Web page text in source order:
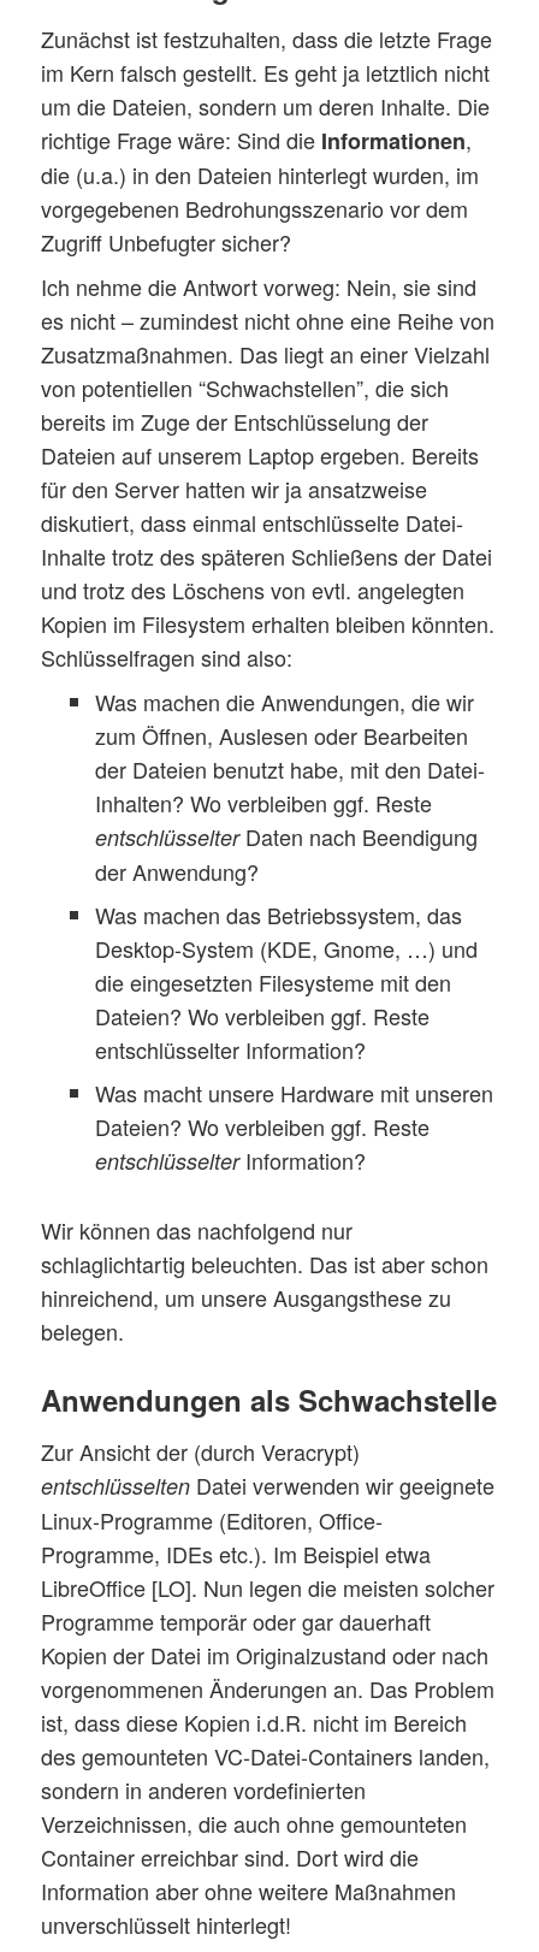
Zunächst ist festzuhalten, dass die letzte Frage
im Kern falsch gestellt. Es geht ja letztlich nicht
um die Dateien, sondern um deren Inhalte. Die
richtige Frage wäre: Sind die Informationen,
die (u.a.) in den Dateien hinterlegt wurden, im
vorgegebenen Bedrohungsszenario vor dem
Zugriff Unbefugter sicher?
Ich nehme die Antwort vorweg: Nein, sie sind
es nicht – zumindest nicht ohne eine Reihe von
Zusatzmaßnahmen. Das liegt an einer Vielzahl
von potentiellen “Schwachstellen”, die sich
bereits im Zuge der Entschlüsselung der
Dateien auf unserem Laptop ergeben. Bereits
für den Server hatten wir ja ansatzweise
diskutiert, dass einmal entschlüsselte Datei-
Inhalte trotz des späteren Schließens der Datei
und trotz des Löschens von evtl. angelegten
Kopien im Filesystem erhalten bleiben könnten.
Schlüsselfragen sind also:
Was machen die Anwendungen, die wir
zum Öffnen, Auslesen oder Bearbeiten
der Dateien benutzt habe, mit den Datei-
Inhalten? Wo verbleiben ggf. Reste
entschlüsselterDaten nach Beendigung
der Anwendung?
Was machen das Betriebssystem, das
Desktop-System (KDE, Gnome, …) und
die eingesetzten Filesysteme mit den
Dateien? Wo verbleiben ggf. Reste
entschlüsselter Information?
Was macht unsere Hardware mit unseren
Dateien? Wo verbleiben ggf. Reste
entschlüsselterInformation?
Wir können das nachfolgend nur
schlaglichtartig beleuchten. Das ist aber schon
hinreichend, um unsere Ausgangsthese zu
belegen.
Anwendungen als Schwachstelle
Zur Ansicht der (durch Veracrypt)
entschlüsselten Datei verwenden wir geeignete
Linux-Programme (Editoren, Office-
Programme, IDEs etc.). Im Beispiel etwa
LibreOffice [LO]. Nun legen die meisten solcher
Programme temporär oder gar dauerhaft
Kopien der Datei im Originalzustand oder nach
vorgenommenen Änderungen an. Das Problem
ist, dass diese Kopien i.d.R. nicht im Bereich
des gemounteten VC-Datei-Containers landen,
sondern in anderen vordefinierten
Verzeichnissen, die auch ohne gemounteten
Container erreichbar sind. Dort wird die
Information aber ohne weitere Maßnahmen
unverschlüsselt hinterlegt!